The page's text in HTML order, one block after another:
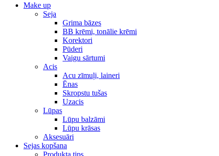
Make up
Seja
Grima bāzes
BB krēmi, tonālie krēmi
Korektori
Pūderi
Vaigu sārtumi
Acis
Acu zīmuļi, laineri
Ēnas
Skropstu tušas
Uzacis
Lūpas
Lūpu balzāmi
Lūpu krāsas
Aksesuāri
Sejas kopšana
Produkta tips